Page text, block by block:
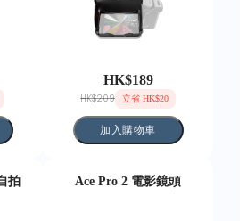
HK$189
立省 HK$20
HK$209
加入購物車
拍
Ace Pro 2 電影鏡頭